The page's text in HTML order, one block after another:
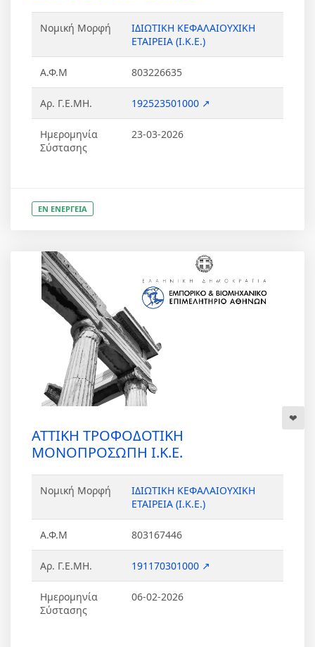
Νομική Μορφή
ΙΔΙΩΤΙΚΗ ΚΕΦΑΛΑΙΟΥΧΙΚΗ
ΕΤΑΙΡΕΙΑ (Ι.Κ.Ε.)
Α.Φ.Μ 803226635
Αρ. Γ.Ε.ΜΗ. 192523501000 ↗
Ημερομηνία
Σύστασης
23-03-2026
ΕΝ ΕΝΕΡΓΕΙΑ
ΑΤΤΙΚΗ ΤΡΟΦΟΔΟΤΙΚΗ
ΜΟΝΟΠΡΟΣΩΠΗ Ι.Κ.Ε.
Νομική Μορφή
ΙΔΙΩΤΙΚΗ ΚΕΦΑΛΑΙΟΥΧΙΚΗ
ΕΤΑΙΡΕΙΑ (Ι.Κ.Ε.)
Α.Φ.Μ 803167446
Αρ. Γ.Ε.ΜΗ. 191170301000 ↗
Ημερομηνία
Σύστασης
06-02-2026